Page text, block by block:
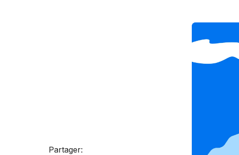
Partager: